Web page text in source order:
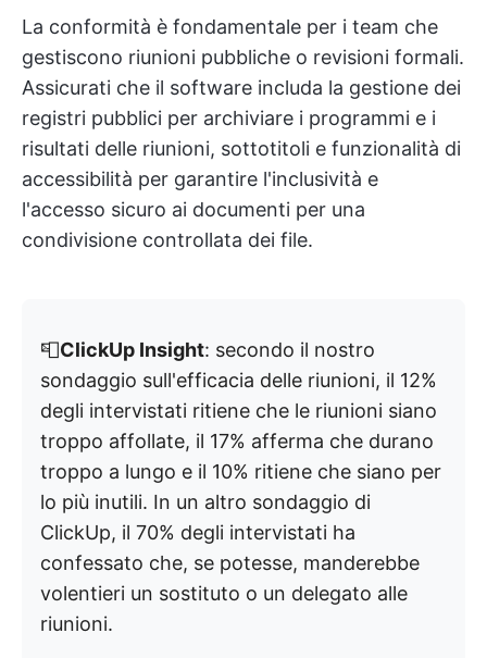
La conformità è fondamentale per i team che
gestiscono riunioni pubbliche o revisioni formali.
Assicurati che il software includa la gestione dei
registri pubblici per archiviare i programmi e i
risultati delle riunioni, sottotitoli e funzionalità di
accessibilità per garantire l'inclusività e
l'accesso sicuro ai documenti per una
condivisione controllata dei file.
📮ClickUp Insight: secondo il nostro
sondaggio sull'efficacia delle riunioni, il 12%
degli intervistati ritiene che le riunioni siano
troppo affollate, il 17% afferma che durano
troppo a lungo e il 10% ritiene che siano per
lo più inutili. In un altro sondaggio di
ClickUp, il 70% degli intervistati ha
confessato che, se potesse, manderebbe
volentieri un sostituto o un delegato alle
riunioni.